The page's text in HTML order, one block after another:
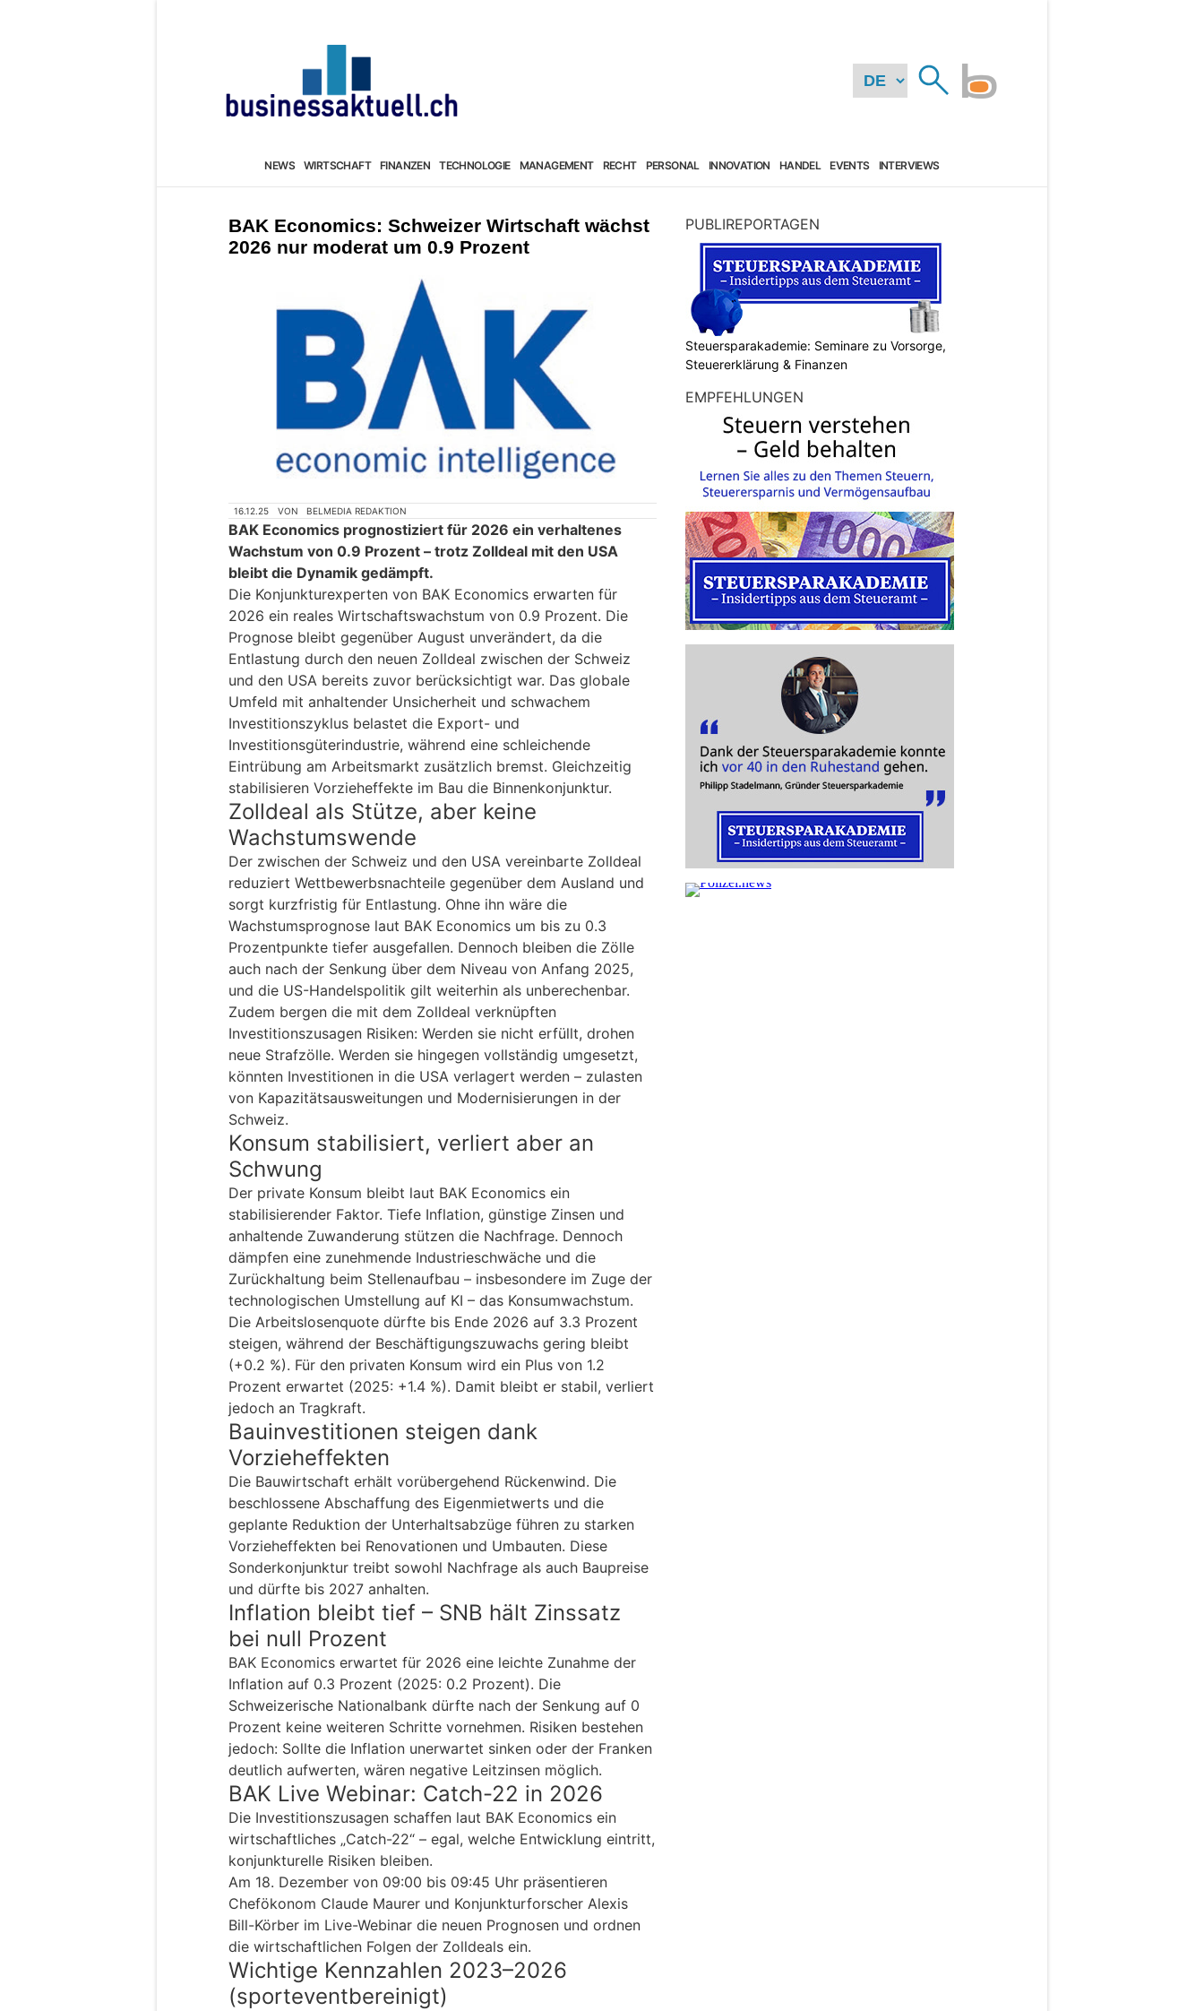
NEWS WIRTSCHAFT FINANZEN TECHNOLOGIE MANAGEMENT RECHT PERSONAL INNOVATION HANDEL EVENTS INTERVIEWS
BAK Economics: Schweizer Wirtschaft wächst
2026 nur moderat um 0.9 Prozent
16.12.25 VON BELMEDIA REDAKTION
BAK Economics prognostiziert für 2026 ein verhaltenes
Wachstum von 0.9 Prozent – trotz Zolldeal mit den USA
bleibt die Dynamik gedämpft.
Die Konjunkturexperten von BAK Economics erwarten für
2026 ein reales Wirtschaftswachstum von 0.9 Prozent. Die
Prognose bleibt gegenüber August unverändert, da die
Entlastung durch den neuen Zolldeal zwischen der Schweiz
und den USA bereits zuvor berücksichtigt war. Das globale
Umfeld mit anhaltender Unsicherheit und schwachem
Investitionszyklus belastet die Export- und
Investitionsgüterindustrie, während eine schleichende
Eintrübung am Arbeitsmarkt zusätzlich bremst. Gleichzeitig
stabilisieren Vorzieheffekte im Bau die Binnenkonjunktur.
Zolldeal als Stütze, aber keine
Wachstumswende
Der zwischen der Schweiz und den USA vereinbarte Zolldeal
reduziert Wettbewerbsnachteile gegenüber dem Ausland und
sorgt kurzfristig für Entlastung. Ohne ihn wäre die
Wachstumsprognose laut BAK Economics um bis zu 0.3
Prozentpunkte tiefer ausgefallen. Dennoch bleiben die Zölle
auch nach der Senkung über dem Niveau von Anfang 2025,
und die US-Handelspolitik gilt weiterhin als unberechenbar.
Zudem bergen die mit dem Zolldeal verknüpften
Investitionszusagen Risiken: Werden sie nicht erfüllt, drohen
neue Strafzölle. Werden sie hingegen vollständig umgesetzt,
könnten Investitionen in die USA verlagert werden – zulasten
von Kapazitätsausweitungen und Modernisierungen in der
Schweiz.
Konsum stabilisiert, verliert aber an
Schwung
Der private Konsum bleibt laut BAK Economics ein
stabilisierender Faktor. Tiefe Inflation, günstige Zinsen und
anhaltende Zuwanderung stützen die Nachfrage. Dennoch
dämpfen eine zunehmende Industrieschwäche und die
Zurückhaltung beim Stellenaufbau – insbesondere im Zuge der
technologischen Umstellung auf KI – das Konsumwachstum.
Die Arbeitslosenquote dürfte bis Ende 2026 auf 3.3 Prozent
steigen, während der Beschäftigungszuwachs gering bleibt
(+0.2 %). Für den privaten Konsum wird ein Plus von 1.2
Prozent erwartet (2025: +1.4 %). Damit bleibt er stabil, verliert
jedoch an Tragkraft.
Bauinvestitionen steigen dank
Vorzieheffekten
Die Bauwirtschaft erhält vorübergehend Rückenwind. Die
beschlossene Abschaffung des Eigenmietwerts und die
geplante Reduktion der Unterhaltsabzüge führen zu starken
Vorzieheffekten bei Renovationen und Umbauten. Diese
Sonderkonjunktur treibt sowohl Nachfrage als auch Baupreise
und dürfte bis 2027 anhalten.
Inflation bleibt tief – SNB hält Zinssatz
bei null Prozent
BAK Economics erwartet für 2026 eine leichte Zunahme der
Inflation auf 0.3 Prozent (2025: 0.2 Prozent). Die
Schweizerische Nationalbank dürfte nach der Senkung auf 0
Prozent keine weiteren Schritte vornehmen. Risiken bestehen
jedoch: Sollte die Inflation unerwartet sinken oder der Franken
deutlich aufwerten, wären negative Leitzinsen möglich.
BAK Live Webinar: Catch-22 in 2026
Die Investitionszusagen schaffen laut BAK Economics ein
wirtschaftliches „Catch-22“ – egal, welche Entwicklung eintritt,
konjunkturelle Risiken bleiben.
Am 18. Dezember von 09:00 bis 09:45 Uhr präsentieren
Chefökonom Claude Maurer und Konjunkturforscher Alexis
Bill-Körber im Live-Webinar die neuen Prognosen und ordnen
die wirtschaftlichen Folgen der Zolldeals ein.
Wichtige Kennzahlen 2023–2026
(sporteventbereinigt)
PUBLIREPORTAGEN
Steuersparakademie: Seminare zu Vorsorge,
Steuererklärung & Finanzen
EMPFEHLUNGEN